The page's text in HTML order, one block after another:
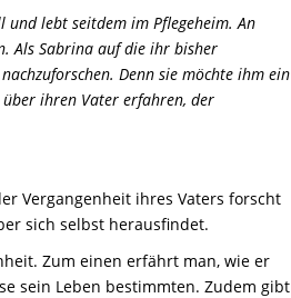
und lebt seitdem im Pflegeheim. An
Als Sabrina auf die ihr bisher
Denn sie möchte ihm ein
über ihren Vater erfahren, der
Vergangenheit ihres Vaters forscht
sich selbst herausfindet.
Zum einen erfährt man, wie er
sein Leben bestimmten. Zudem gibt